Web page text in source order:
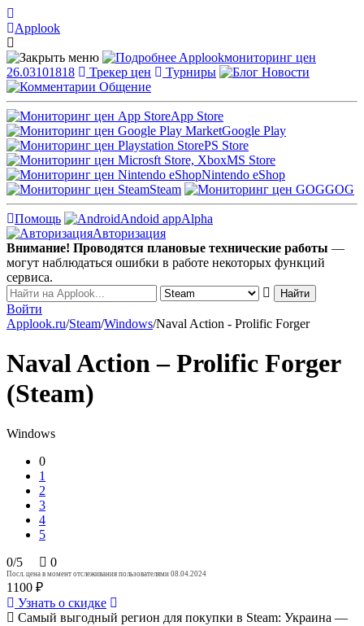
Applook
Applookмониторинг цен
26.03101818
Трекер цен Турниры
Новости
Общение
App Store
Google Play
PS Store
MS Store
Nintendo eShop
Steam
GOG
Помощь Andoid appAlpha
Авторизация
Внимание! Проводятся плановые технические работы —
могут наблюдаться ошибки в работе некоторых функций
сервиса.
Войти
Applook.ru/Steam/Windows/Naval Action - Prolific Forger
Naval Action – Prolific Forger
(Steam)
Windows
0
1
2
3
4
5
0/5
0
Посл. цена в момент отслеживания пользователями 08.04.2024
1100 ₽
Узнать о скидке
Самый выгодный регион для покупки в Steam: Украина —